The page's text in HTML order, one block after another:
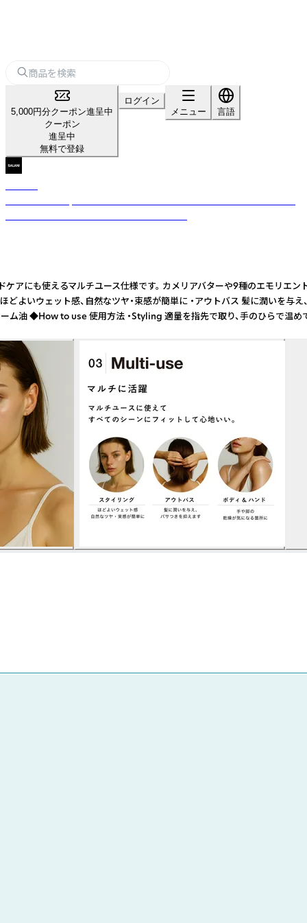
5,000円分クーポン進呈中
クーポン
進呈中
無料で登録
ログイン
メニュー
言語
アにも使えるマルチユース仕様です。 カメリアバターや9種のエ
いウェット感、自然なツヤ・束感が簡単に ・アウトバス 髪に潤
◆How to use 使用方法 ・Styling 適量を指先で取り、手のひら